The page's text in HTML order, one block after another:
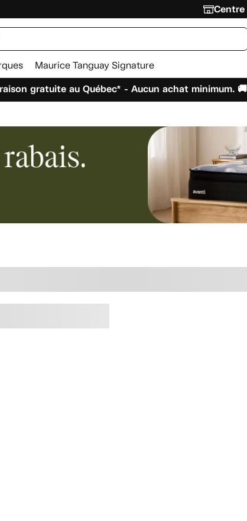
Maurice Tanguay Signature
gratuite au Québec* - Aucun achat minimum. 🚚